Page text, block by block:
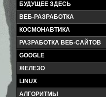
БУДУЩЕЕ ЗДЕСЬ
ВЕБ-РАЗРАБОТКА
КОСМОНАВТИКА
РАЗРАБОТКА ВЕБ-САЙТОВ
GOOGLE
ЖЕЛЕЗО
LINUX
АЛГОРИТМЫ